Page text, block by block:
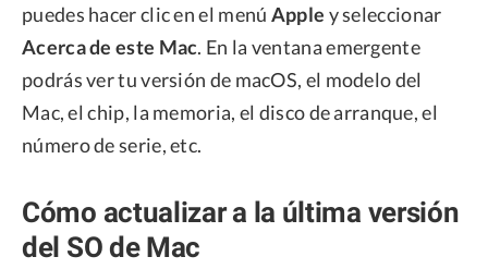
puedes hacer clic en el menú Apple y seleccionar
Acerca de este Mac. En la ventana emergente
podrás ver tu versión de macOS, el modelo del
Mac, el chip, la memoria, el disco de arranque, el
número de serie, etc.
Cómo actualizar a la última versión
del SO de Mac